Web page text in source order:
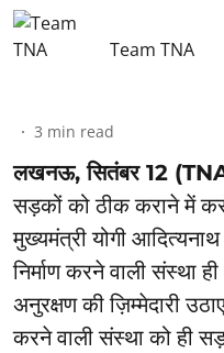
Team TNA
3 min read
लखनऊ, सितंबर 12
सड़कों को ठीक कराने में
मुख्यमंत्री योगी
निर्माण करने वाली संस्था
अनुरक्षण की ज़िम्मेदारी
करने वाली संस्था को ही